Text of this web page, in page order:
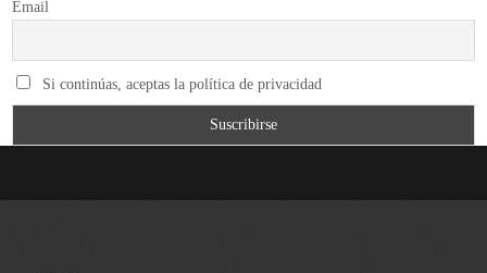
Email
Si continúas, aceptas la política de privacidad